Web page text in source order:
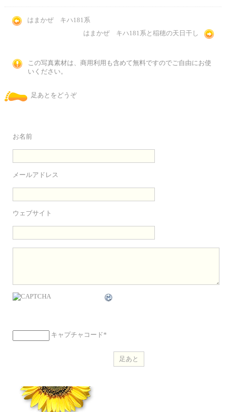
はまかぜ キハ181系
はまかぜ キハ181系と稲穂の天日干し
この写真素材は、商用利用も含めて無料ですのでご自由にお使
いください。
足あとをどうぞ
お名前
メールアドレス
ウェブサイト
キャプチャコード *